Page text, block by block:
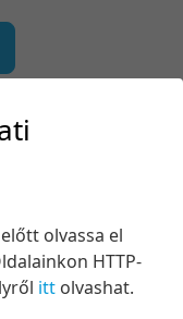
dátuma szerint
dátuma szerint
olvassa el
HTTP-
itt olvashat.